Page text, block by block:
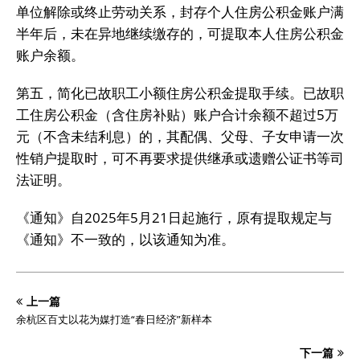
单位解除或终止劳动关系，封存个人住房公积金账户满
半年后，未在异地继续缴存的，可提取本人住房公积金
账户余额。
第五，简化已故职工小额住房公积金提取手续。已故职
工住房公积金（含住房补贴）账户合计余额不超过5万
元（不含未结利息）的，其配偶、父母、子女申请一次
性销户提取时，可不再要求提供继承或遗赠公证书等司
法证明。
《通知》自2025年5月21日起施行，原有提取规定与
《通知》不一致的，以该通知为准。
上一篇
余杭区百丈以花为媒打造“春日经济”新样本
下一篇